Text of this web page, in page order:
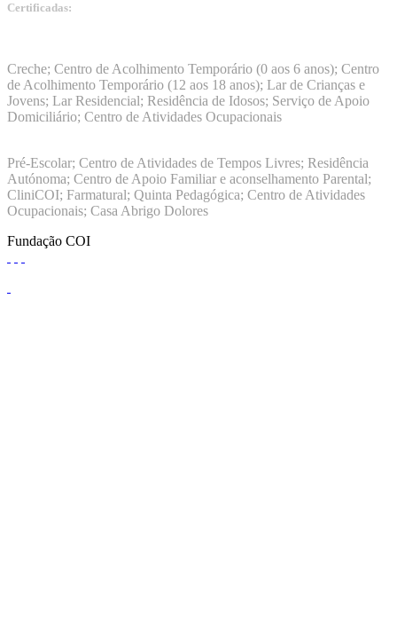
Certificadas:
Creche; Centro de Acolhimento Temporário (0 aos 6 anos); Centro
de Acolhimento Temporário (12 aos 18 anos); Lar de Crianças e
Jovens; Lar Residencial; Residência de Idosos; Serviço de Apoio
Domiciliário; Centro de Atividades Ocupacionais
Pré-Escolar; Centro de Atividades de Tempos Livres; Residência
Autónoma; Centro de Apoio Familiar e aconselhamento Parental;
CliniCOI; Farmatural; Quinta Pedagógica; Centro de Atividades
Ocupacionais; Casa Abrigo Dolores
Fundação COI